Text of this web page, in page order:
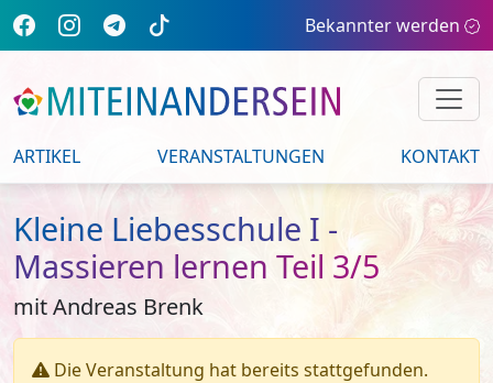
Bekannter werden
ARTIKEL VERANSTALTUNGEN KONTAKT
Kleine Liebesschule I -
Massieren lernen Teil 3/5
mit Andreas Brenk
Die Veranstaltung hat bereits stattgefunden.